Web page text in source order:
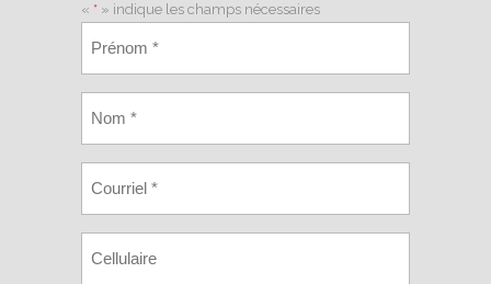
« * » indique les champs nécessaires